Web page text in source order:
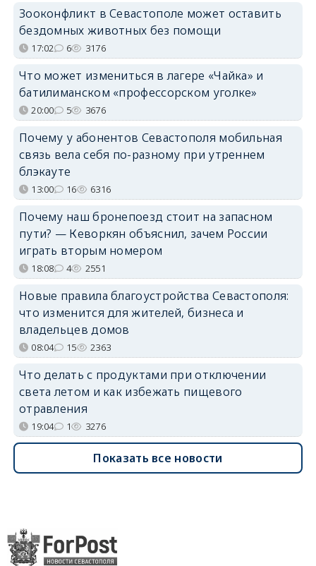
Зооконфликт в Севастополе может оставить
бездомных животных без помощи
17:02 6 3176
Что может измениться в лагере «Чайка» и
батилиманском «профессорском уголке»
20:00 5 3676
Почему у абонентов Севастополя мобильная
связь вела себя по-разному при утреннем
блэкауте
13:00 16 6316
Почему наш бронепоезд стоит на запасном
пути? — Кеворкян объяснил, зачем России
играть вторым номером
18:08 4 2551
Новые правила благоустройства Севастополя:
что изменится для жителей, бизнеса и
владельцев домов
08:04 15 2363
Что делать с продуктами при отключении
света летом и как избежать пищевого
отравления
19:04 1 3276
Показать все новости